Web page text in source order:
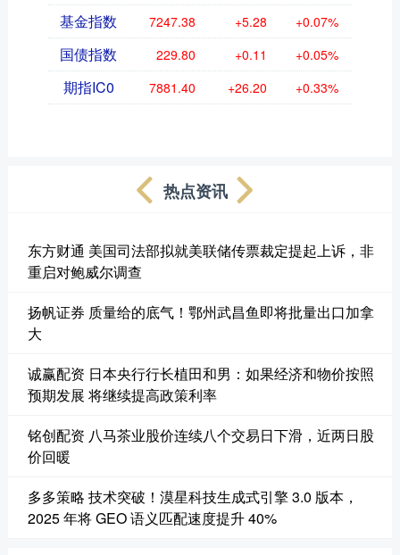
基金指数 7247.38 +5.28 +0.07%
国债指数 229.80 +0.11 +0.05%
期指IC0 7881.40 +26.20 +0.33%
热点资讯
东方财通 美国司法部拟就美联储传票裁定提起上诉，非
重启对鲍威尔调查
扬帆证券 质量给的底气！鄂州武昌鱼即将批量出口加拿
大
诚赢配资 日本央行行长植田和男：如果经济和物价按照
预期发展 将继续提高政策利率
铭创配资 八马茶业股价连续八个交易日下滑，近两日股
价回暖
多多策略 技术突破！漠星科技生成式引擎 3.0 版本，
2025 年将 GEO 语义匹配速度提升 40%